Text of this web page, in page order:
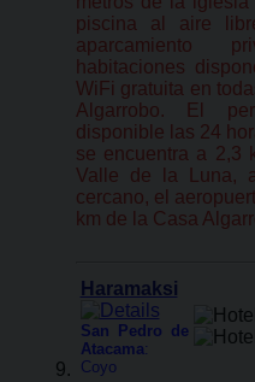
piscina al aire
aparcamiento
habitaciones
WiFi gratuita en
Algarrobo. El
disponible las 24
se encuentra a 2,3
Valle de la Luna,
cercano, el
km de la Casa
Haramaksi
San Pedro de
Atacama:
Coyo